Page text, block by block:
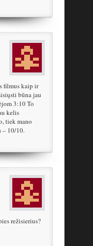
filmus kaip ir
būna jau
3:10 To
kelis
tiek mano
– 10/10.
režisierius?